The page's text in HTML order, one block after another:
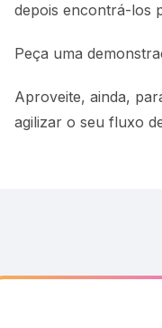
depois encontrá-los
Peça uma
Aproveite, ainda,
agilizar o seu fluxo